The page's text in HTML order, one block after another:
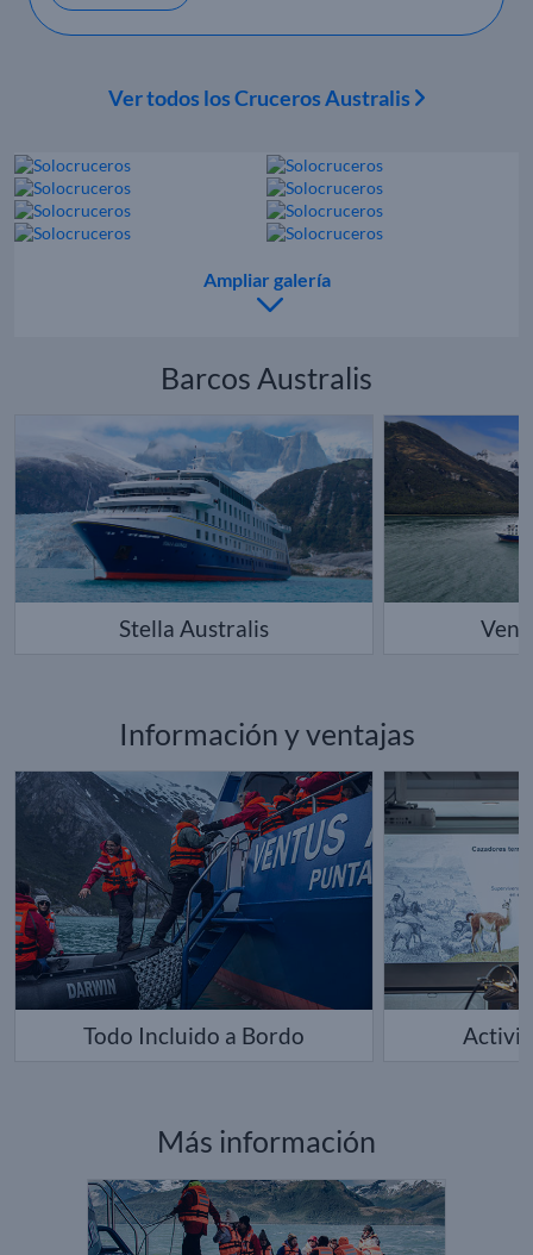
Ver todos los Cruceros Australis
Ampliar galería
Barcos Australis
Stella Australis
Información y ventajas
Todo Incluido a Bordo
Más información